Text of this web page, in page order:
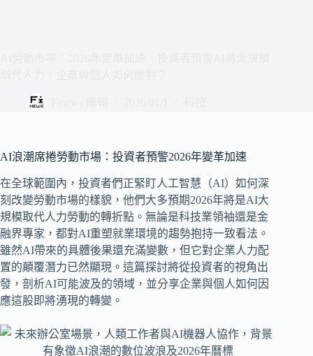
AI浪潮席捲勞動市場：投資者預警2026年變革加速
在全球範圍內，投資者們正緊盯人工智慧（AI）如何深
刻改變勞動市場的樣貌，他們大多預期2026年將是AI大
規模取代人力勞動的轉折點。無論是科技業領袖還是金
融界專家，都對AI重塑就業環境的趨勢抱持一致看法。
雖然AI帶來的具體後果還充滿變數，但它對企業人力配
置的顛覆潛力已然顯現。這篇探討將從投資者的視角出
發，剖析AI可能波及的領域，並分享企業與個人如何因
應這股即將湧現的轉變。